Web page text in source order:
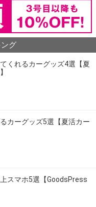
グ
くれるカーグッズ4選【夏
カーグッズ5選【夏活カー
スマホ5選【GoodsPress